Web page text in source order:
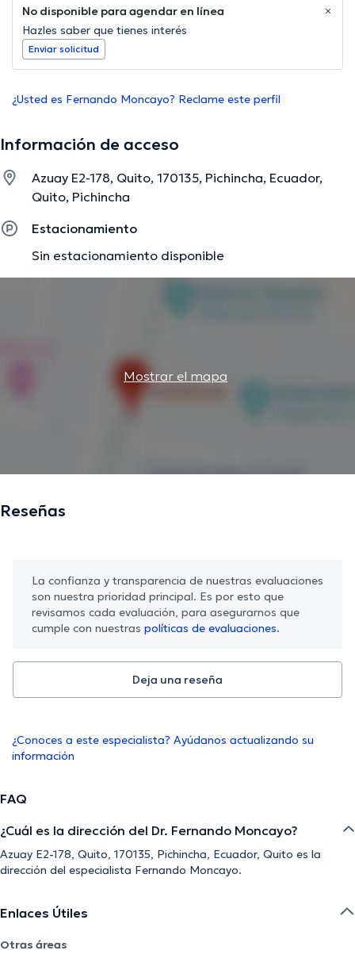
No disponible para agendar en línea
Hazles saber que tienes interés
Enviar solicitud
¿Usted es Fernando Moncayo? Reclame este perfil
Información de acceso
Azuay E2-178, Quito, 170135, Pichincha, Ecuador,
Quito, Pichincha
Estacionamiento
Sin estacionamiento disponible
Mostrar el mapa
Reseñas
La confianza y transparencia de nuestras evaluaciones
son nuestra prioridad principal. Es por esto que
revisamos cada evaluación, para asegurarnos que
cumple con nuestras políticas de evaluaciones.
Deja una reseña
¿Conoces a este especialista? Ayúdanos actualizando su
información
FAQ
¿Cuál es la dirección del Dr. Fernando Moncayo?
Azuay E2-178, Quito, 170135, Pichincha, Ecuador, Quito es la
dirección del especialista Fernando Moncayo.
Enlaces Útiles
Otras áreas